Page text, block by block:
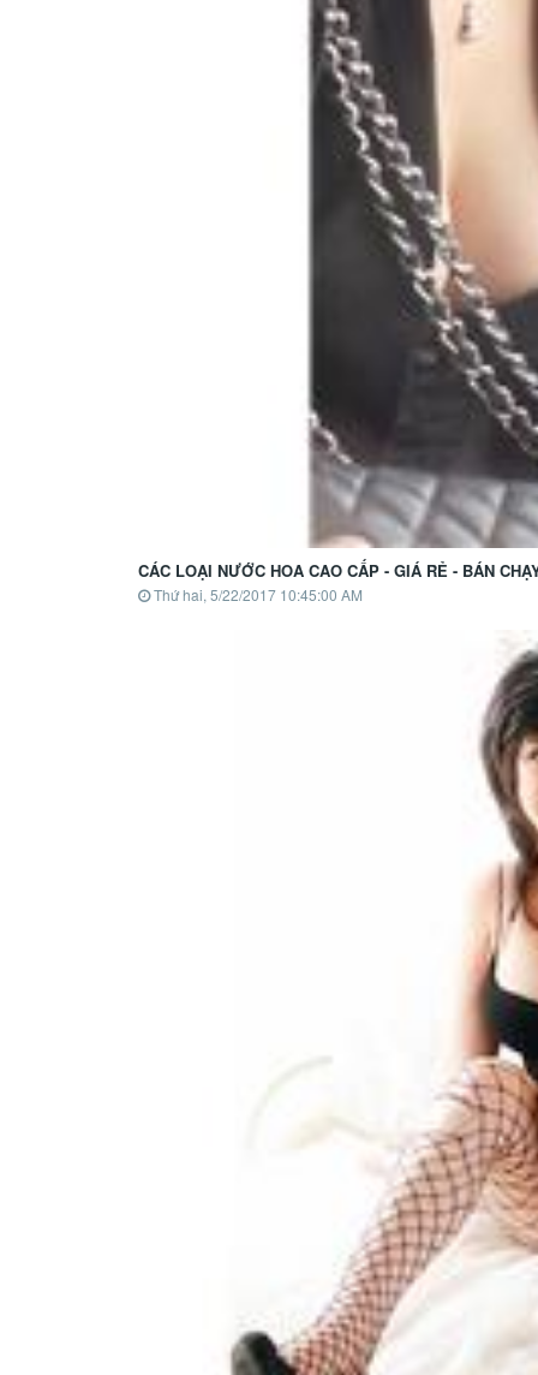
CÁC LOẠI NƯỚC HOA CAO CẤP - GIÁ RẺ - BÁN
Thứ hai, 5/22/2017 10:45:00 AM